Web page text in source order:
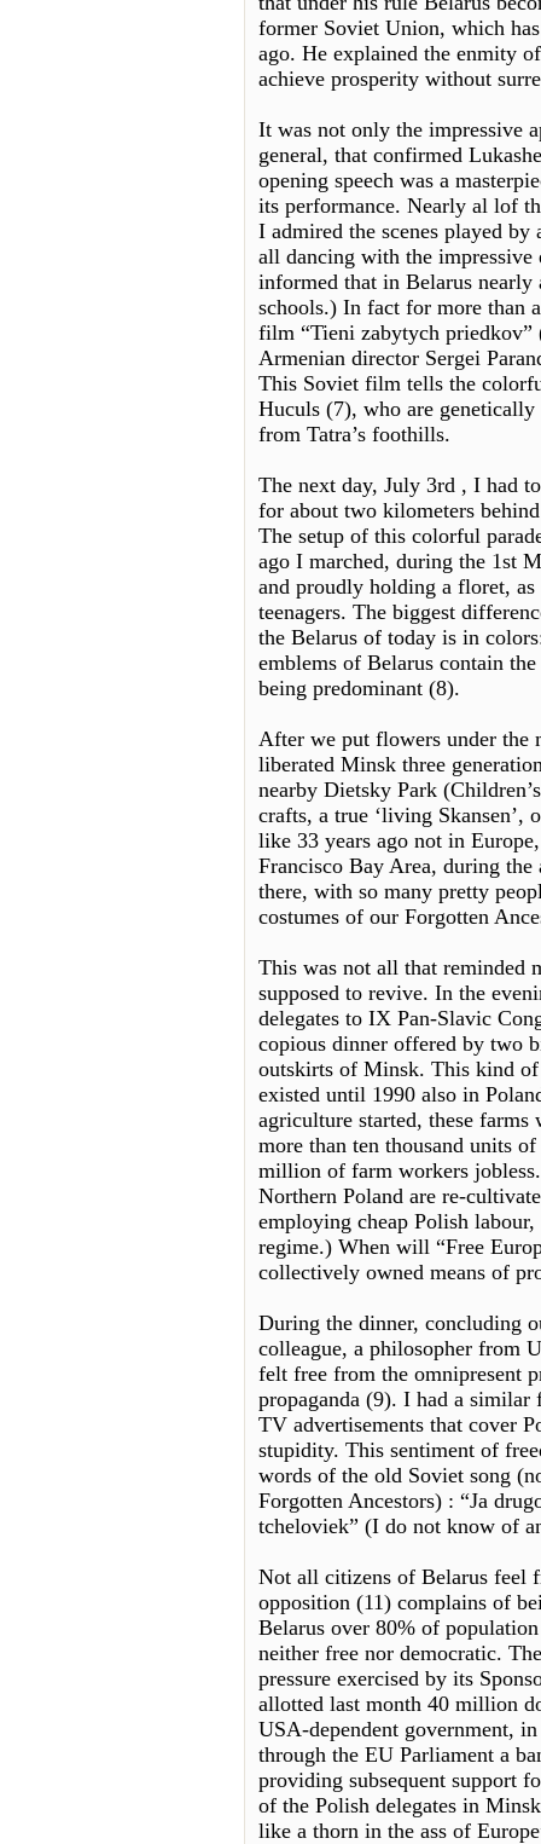
former Soviet Union, which
ago. He explained the enmity
achieve prosperity without
It was not only the impressive
general, that confirmed
opening speech was a
its performance. Nearly al lof
I admired the scenes played
all dancing with the impressive
informed that in Belarus
schools.) In fact for more than
film “Tieni zabytych priedkov”
Armenian director Sergei
This Soviet film tells the
Huculs (7), who are
from Tatra’s foothills.
The next day, July 3rd , I had
for about two kilometers
The setup of this colorful
ago I marched, during the 1st
and proudly holding a floret,
teenagers. The biggest
the Belarus of today is in
emblems of Belarus contain
being predominant (8).
After we put flowers under the
liberated Minsk three
nearby Dietsky Park
crafts, a true ‘living
like 33 years ago not in
Francisco Bay Area, during the
there, with so many pretty
costumes of our Forgotten
This was not all that reminded
supposed to revive. In the
delegates to IX Pan-Slavic
copious dinner offered by two
outskirts of Minsk. This kind of
existed until 1990 also in
agriculture started, these
more than ten thousand units
million of farm workers
Northern Poland are re-
employing cheap Polish
regime.) When will “Free
collectively owned means of
During the dinner, concluding
colleague, a philosopher from
felt free from the omnipresent
propaganda (9). I had a
TV advertisements that cover
stupidity. This sentiment of
words of the old Soviet song
Forgotten Ancestors) : “Ja
tcheloviek” (I do not know of
Not all citizens of Belarus feel
opposition (11) complains of
Belarus over 80% of
neither free nor democratic.
pressure exercised by its
allotted last month 40 million
USA-dependent government,
through the EU Parliament a
providing subsequent support
of the Polish delegates in
like a thorn in the ass of